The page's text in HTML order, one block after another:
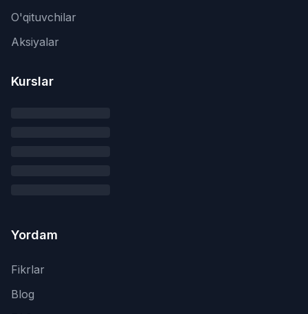
O'qituvchilar
Aksiyalar
Kurslar
Yordam
Fikrlar
Blog